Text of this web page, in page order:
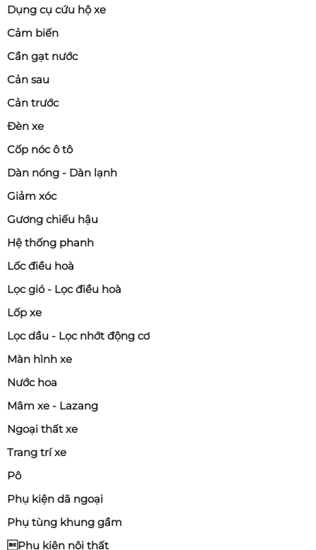
Dụng cụ cứu hộ xe
Cảm biến
Cần gạt nước
Cản sau
Cản trước
Đèn xe
Cốp nóc ô tô
Dàn nóng - Dàn lạnh
Giảm xóc
Gương chiếu hậu
Hệ thống phanh
Lốc điều hoà
Lọc gió - Lọc điều hoà
Lốp xe
Lọc dầu - Lọc nhớt động cơ
Màn hình xe
Nước hoa
Mâm xe - Lazang
Ngoại thất xe
Trang trí xe
Pô
Phụ kiện dã ngoại
Phụ tùng khung gầm
Phụ kiện nội thất